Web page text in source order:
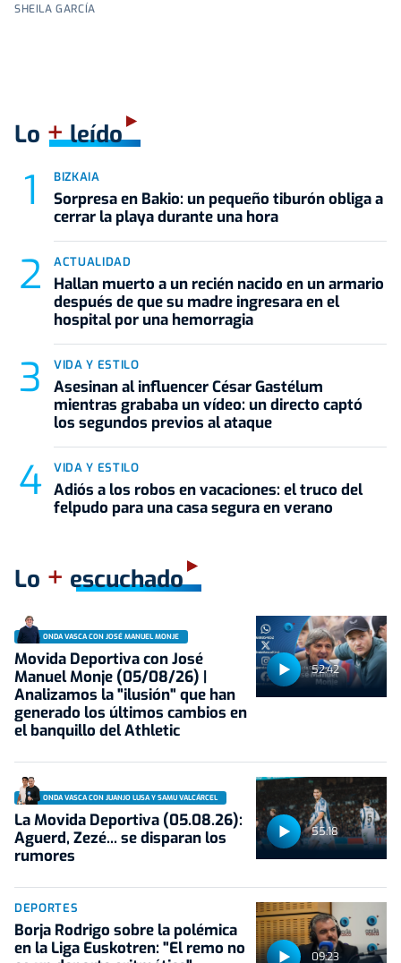
SHEILA GARCÍA
Lo +leído
BIZKAIA
Sorpresa en Bakio: un pequeño tiburón obliga a
cerrar la playa durante una hora
ACTUALIDAD
Hallan muerto a un recién nacido en un armario
después de que su madre ingresara en el
hospital por una hemorragia
VIDA Y ESTILO
Asesinan al influencer César Gastélum
mientras grababa un vídeo: un directo captó
los segundos previos al ataque
VIDA Y ESTILO
Adiós a los robos en vacaciones: el truco del
felpudo para una casa segura en verano
Lo + escuchado
52:42
ONDA VASCA CON JOSÉ MANUEL MONJE
Movida Deportiva con José
Manuel Monje (05/08/26) |
Analizamos la "ilusión" que han
generado los últimos cambios en
el banquillo del Athletic
55:18
ONDA VASCA CON JUANJO LUSA Y SAMU VALCÁRCEL
La Movida Deportiva (05.08.26):
Aguerd, Zezé... se disparan los
rumores
09:23
DEPORTES
Borja Rodrigo sobre la polémica
en la Liga Euskotren: "El remo no